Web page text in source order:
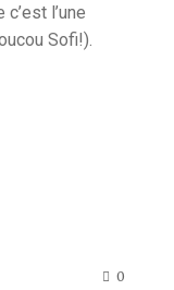
l’une
Sofi!).
0